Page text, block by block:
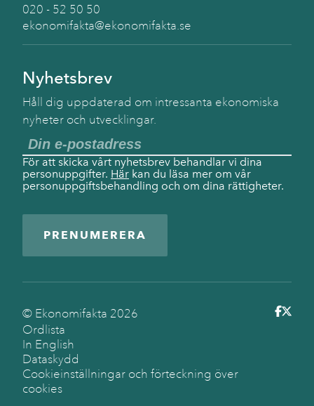
020 - 52 50 50
ekonomifakta@ekonomifakta.se
Nyhetsbrev
Håll dig uppdaterad om intressanta ekonomiska
nyheter och utvecklingar.
För att skicka vårt nyhetsbrev behandlar vi dina
personuppgifter. Här kan du läsa mer om vår
personuppgiftsbehandling och om dina rättigheter.
PRENUMERERA
© Ekonomifakta 2026
Ordlista
In English
Dataskydd
Cookieinställningar och förteckning över
cookies